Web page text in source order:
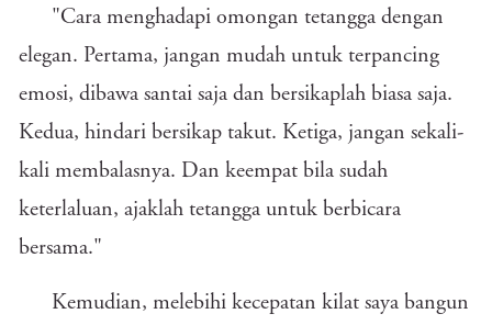
"Cara menghadapi omongan tetangga dengan
elegan. Pertama, jangan mudah untuk terpancing
emosi, dibawa santai saja dan bersikaplah biasa saja.
Kedua, hindari bersikap takut. Ketiga, jangan sekali-
kali membalasnya. Dan keempat bila sudah
keterlaluan, ajaklah tetangga untuk berbicara
bersama."
Kemudian, melebihi kecepatan kilat saya bangun